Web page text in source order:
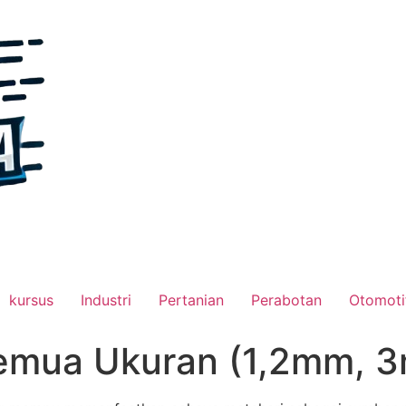
kursus Industri Pertanian Perabotan
Ukuran (1,2mm,